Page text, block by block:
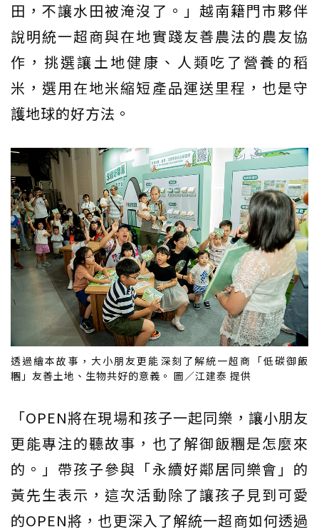
田，不讓水田被淹沒了。」越南籍門市夥伴
說明統一超商與在地實踐友善農法的農友協
作，挑選讓土地健康、人類吃了營養的稻
米，選用在地米縮短產品運送里程，也是守
護地球的好方法。
透過繪本故事，大小朋友更能深刻了解統一超商「低碳御飯
糰」友善土地、生物共好的意義。 圖／江建泰 提供
「OPEN將在現場和孩子一起同樂，讓小朋友
更能專注的聽故事，也了解御飯糰是怎麼來
的。」帶孩子參與「永續好鄰居同樂會」的
黃先生表示，這次活動除了讓孩子見到可愛
的OPEN將，也更深入了解統一超商如何透過